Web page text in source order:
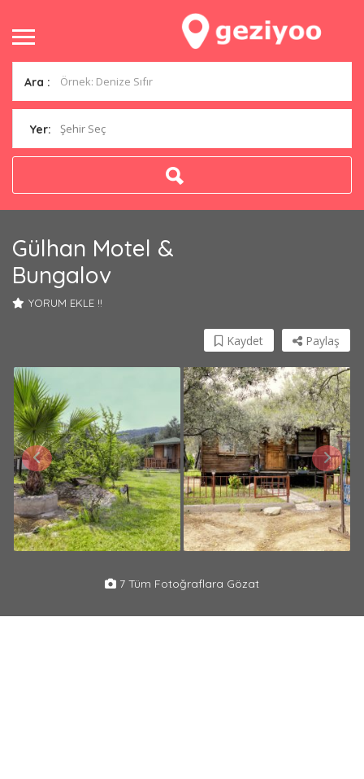
Ara :
Yer: Şehir Seç
Gülhan Motel &
Bungalov
YORUM EKLE !!
Paylaş
Kaydet
7 Tüm Fotoğraflara Gözat